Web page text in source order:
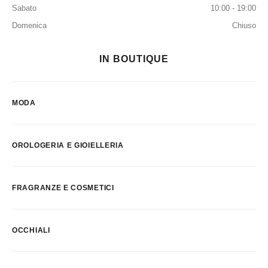
Sabato
10:00 - 19:00
Domenica
Chiuso
IN BOUTIQUE
MODA
OROLOGERIA E GIOIELLERIA
FRAGRANZE E COSMETICI
OCCHIALI